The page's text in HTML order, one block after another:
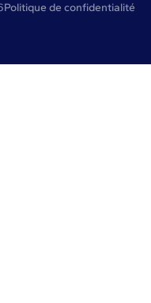
Politique de confidentialité